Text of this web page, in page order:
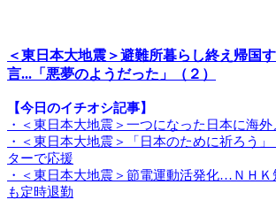
＜東日本大地震＞避難所暮らし終え帰国
言...「悪夢のようだった」（２）
【今日のイチオシ記事】
・＜東日本大地震＞一つになった日本に海
・＜東日本大地震＞「日本のために祈ろう
ターで応援
・＜東日本大地震＞節電運動活発化…ＮＨ
も定時退勤